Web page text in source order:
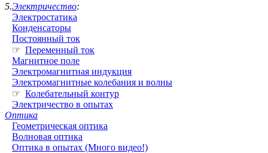
5.Электричество:
Электростатика
Конденсаторы
Постоянный ток
☞ Переменный ток
Магнитное поле
Электромагнитная индукция
Электромагнитные колебания и волны
☞ Колебательный контур
Электричество в опытах
Оптика
Геометрическая оптика
Волновая оптика
Оптика в опытах (Много видео!)